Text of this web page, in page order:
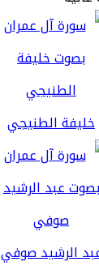
خليفة الطنيجي
الرشيد صوفي